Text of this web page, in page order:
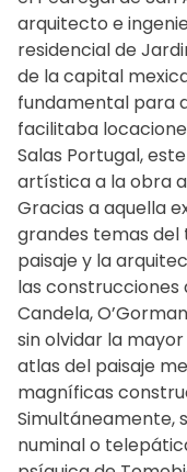
arquitecto e
residencial de
de la capital
fundamental para
facilitaba
Salas Portugal,
artística a la obra
Gracias a aquella
grandes temas del
paisaje y la
las
Candela,
sin olvidar la
atlas del paisaje
magníficas
Simultáneamente,
numinal o